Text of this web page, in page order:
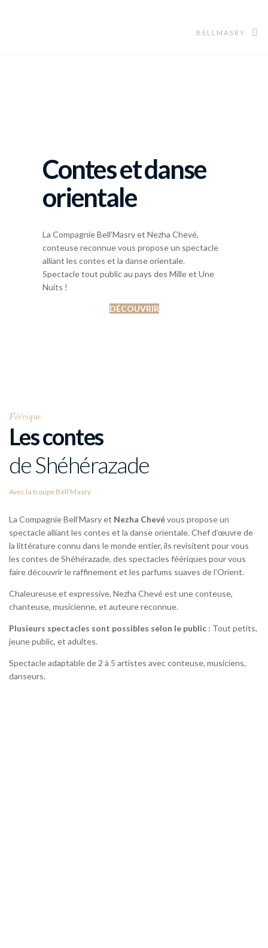
BELLMASRY
Contes et danse
orientale
La Compagnie Bell’Masry et Nezha Chevé,
conteuse reconnue vous propose un spectacle
alliant les contes et la danse orientale.
Spectacle tout public au pays des Mille et Une
Nuits !
DÉCOUVRIR
Féérique
Les contes
de Shéhérazade
Avec la troupe Bell’Masry
La Compagnie Bell’Masry et Nezha Chevévous propose un
spectacle alliant les contes et la danse orientale. Chef d’œuvre de
la littérature connu dans le monde entier, ils revisitent pour vous
les contes de Shéhérazade, des spectacles féériques pour vous
faire découvrir le raffinement et les parfums suaves de l’Orient.
Chaleureuse et expressive, Nezha Chevé est une conteuse,
chanteuse, musicienne, et auteure reconnue.
Plusieurs spectacles sont possibles selon le public : Tout petits,
jeune public, et adultes.
Spectacle adaptable de 2 à 5 artistes avec conteuse, musiciens,
danseurs.